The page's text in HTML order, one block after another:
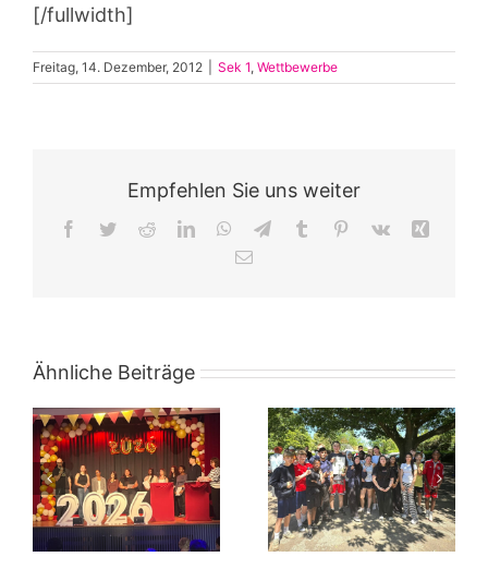
[/fullwidth]
Freitag, 14. Dezember, 2012 Sek 1, Wettbewerbe
Empfehlen Sie uns weiter
Facebook
TwitterRedditLinkedInWhatsApp
TelegramTumblr Pinterest
Vk
E-
Ähnliche Beiträge